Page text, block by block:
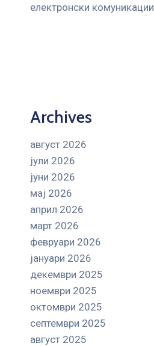
електронски комуникации
Archives
август 2026
јули 2026
јуни 2026
мај 2026
април 2026
март 2026
февруари 2026
јануари 2026
декември 2025
ноември 2025
октомври 2025
септември 2025
август 2025